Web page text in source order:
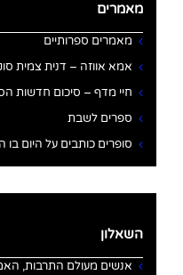
מאמרים
מאמרים ספרותיים
אמא אווזה – דנית צמית
חיי מדף – סיכום חדשות
ספרים לשבת
סופרים כותבים על היום בו
השאלון
אנשים מעולם התרבות,